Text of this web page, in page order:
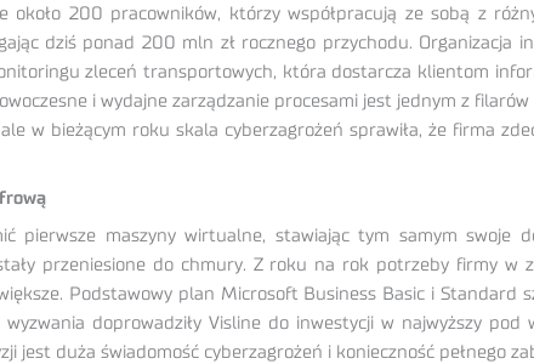
około 200 pracowników, którzy współpracują ze sobą z
dziś ponad 200 mln zł rocznego przychodu. Organizacja
zleceń transportowych, która dostarcza klientom
i wydajne zarządzanie procesami jest jednym z
w bieżącym roku skala cyberzagrożeń sprawiła, że firma
pierwsze maszyny wirtualne, stawiając tym samym swoje
przeniesione do chmury. Z roku na rok potrzeby firmy w
Podstawowy plan Microsoft Business Basic i Standard
doprowadziły Visline do inwestycji w najwyższy
jest duża świadomość cyberzagrożeń i konieczność pełnego